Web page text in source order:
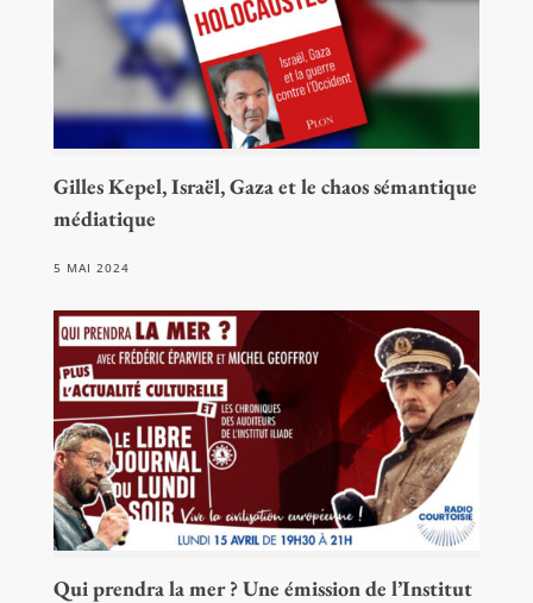
Gilles Kepel, Israël, Gaza et le chaos sémantique
médiatique
5 MAI 2024
Qui prendra la mer ? Une émission de l’Institut